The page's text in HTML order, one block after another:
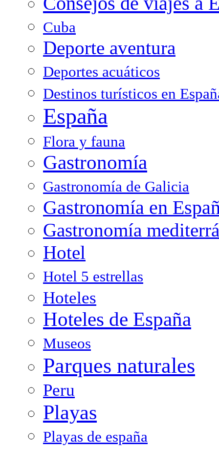
Cuba
Deporte aventura
Deportes acuáticos
Destinos turísticos en
España
Flora y fauna
Gastronomía
Gastronomía de Galicia
Gastronomía en
Gastronomía
Hotel
Hotel 5 estrellas
Hoteles
Hoteles de España
Museos
Parques naturales
Peru
Playas
Playas de españa